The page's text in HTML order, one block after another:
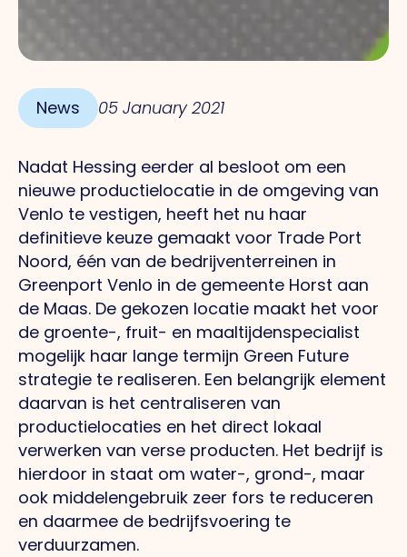
News 05 January 2021
Nadat Hessing eerder al besloot om een
nieuwe productielocatie in de omgeving van
Venlo te vestigen, heeft het nu haar
definitieve keuze gemaakt voor Trade Port
Noord, één van de bedrijventerreinen in
Greenport Venlo in de gemeente Horst aan
de Maas. De gekozen locatie maakt het voor
de groente-, fruit- en maaltijdenspecialist
mogelijk haar lange termijn Green Future
strategie te realiseren. Een belangrijk element
daarvan is het centraliseren van
productielocaties en het direct lokaal
verwerken van verse producten. Het bedrijf is
hierdoor in staat om water-, grond-, maar
ook middelengebruik zeer fors te reduceren
en daarmee de bedrijfsvoering te
verduurzamen.